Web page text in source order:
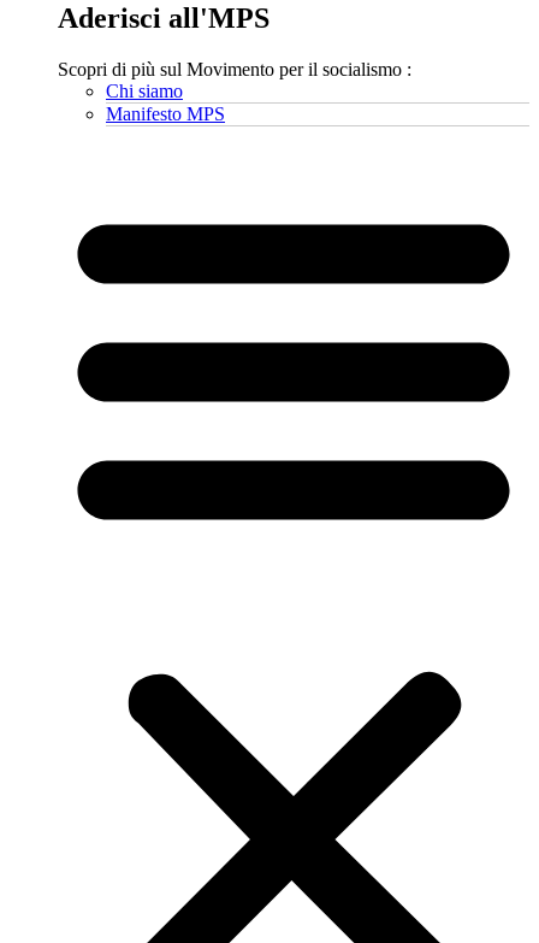
Aderisci all'MPS
Scopri di più sul Movimento per il socialismo :
Chi siamo
Manifesto MPS